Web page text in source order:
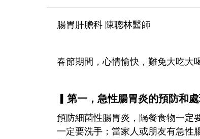
腸胃肝膽科 陳聰林醫師
春節期間，心情愉快，難免大吃大
▎第一，急性腸胃炎的預防和
預防細菌性腸胃炎，隔餐食物一定
一定要洗手；當家人或朋友有急性